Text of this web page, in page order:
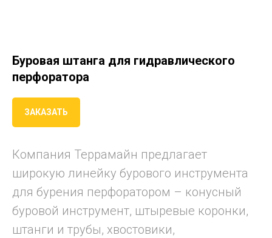
Буровая штанга для гидравлического
перфоратора
ЗАКАЗАТЬ
Компания Террамайн предлагает
широкую линейку бурового инструмента
для бурения перфоратором – конусный
буровой инструмент, штыревые коронки,
штанги и трубы, хвостовики,